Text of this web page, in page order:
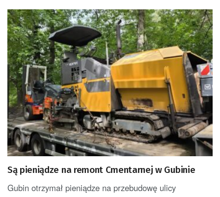
Są pieniądze na remont Cmentarnej w Gubinie
Gubin otrzymał pieniądze na przebudowę ulicy